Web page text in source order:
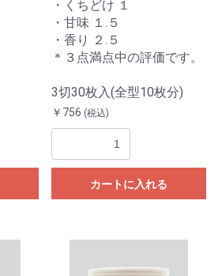
・くちどけ １
・甘味 １.５
・香り ２.５
＊３点満点中の評価です。
3切30枚入(全型10枚分)
￥756 (税込)
カートに入れる